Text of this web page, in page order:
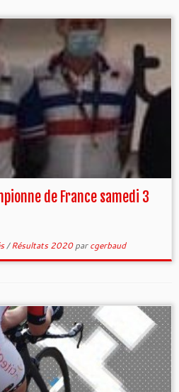
de France samedi 3
/Résultats 2020parcgerbaud